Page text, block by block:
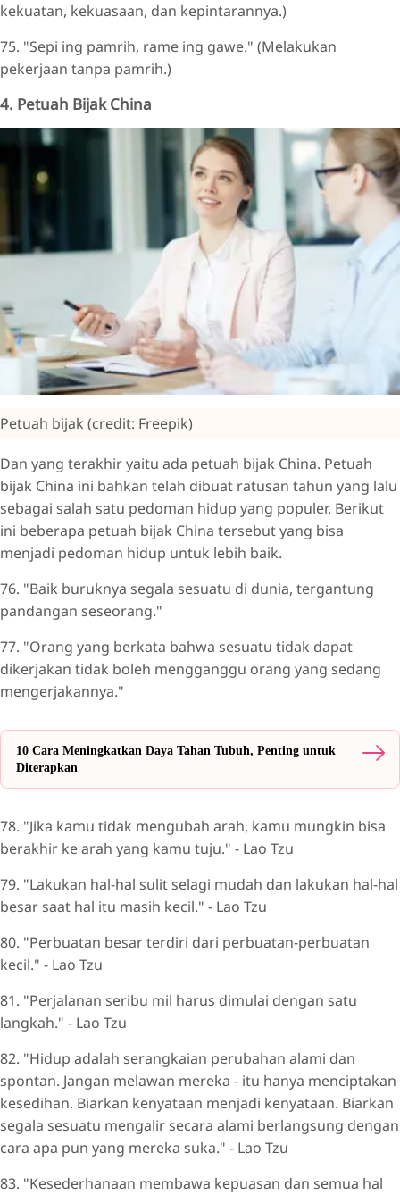
kekuatan, kekuasaan, dan kepintarannya.)
75. "Sepi ing pamrih, rame ing gawe." (Melakukan
pekerjaan tanpa pamrih.)
4. Petuah Bijak China
Petuah bijak (credit: Freepik)
Dan yang terakhir yaitu ada petuah bijak China. Petuah
bijak China ini bahkan telah dibuat ratusan tahun yang lalu
sebagai salah satu pedoman hidup yang populer. Berikut
ini beberapa petuah bijak China tersebut yang bisa
menjadi pedoman hidup untuk lebih baik.
76. "Baik buruknya segala sesuatu di dunia, tergantung
pandangan seseorang."
77. "Orang yang berkata bahwa sesuatu tidak dapat
dikerjakan tidak boleh mengganggu orang yang sedang
mengerjakannya."
10 Cara Meningkatkan Daya Tahan Tubuh, Penting untuk
Diterapkan
78. "Jika kamu tidak mengubah arah, kamu mungkin bisa
berakhir ke arah yang kamu tuju." - Lao Tzu
79. "Lakukan hal-hal sulit selagi mudah dan lakukan hal-hal
besar saat hal itu masih kecil." - Lao Tzu
80. "Perbuatan besar terdiri dari perbuatan-perbuatan
kecil." - Lao Tzu
81. "Perjalanan seribu mil harus dimulai dengan satu
langkah." - Lao Tzu
82. "Hidup adalah serangkaian perubahan alami dan
spontan. Jangan melawan mereka - itu hanya menciptakan
kesedihan. Biarkan kenyataan menjadi kenyataan. Biarkan
segala sesuatu mengalir secara alami berlangsung dengan
cara apa pun yang mereka suka." - Lao Tzu
83. "Kesederhanaan membawa kepuasan dan semua hal